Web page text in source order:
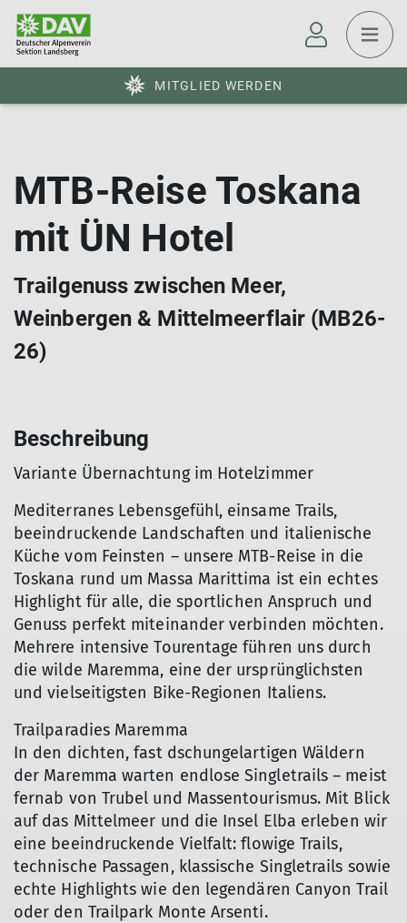
MITGLIED WERDEN
MTB-Reise Toskana
mit ÜN Hotel
Trailgenuss zwischen Meer,
Weinbergen & Mittelmeerflair (MB26-
26)
Beschreibung
Variante Übernachtung im Hotelzimmer
Mediterranes Lebensgefühl, einsame Trails,
beeindruckende Landschaften und italienische
Küche vom Feinsten – unsere MTB-Reise in die
Toskana rund um Massa Marittima ist ein echtes
Highlight für alle, die sportlichen Anspruch und
Genuss perfekt miteinander verbinden möchten.
Mehrere intensive Tourentage führen uns durch
die wilde Maremma, eine der ursprünglichsten
und vielseitigsten Bike-Regionen Italiens.
Trailparadies Maremma
In den dichten, fast dschungelartigen Wäldern
der Maremma warten endlose Singletrails – meist
fernab von Trubel und Massentourismus. Mit Blick
auf das Mittelmeer und die Insel Elba erleben wir
eine beeindruckende Vielfalt: flowige Trails,
technische Passagen, klassische Singletrails sowie
echte Highlights wie den legendären Canyon Trail
oder den Trailpark Monte Arsenti.